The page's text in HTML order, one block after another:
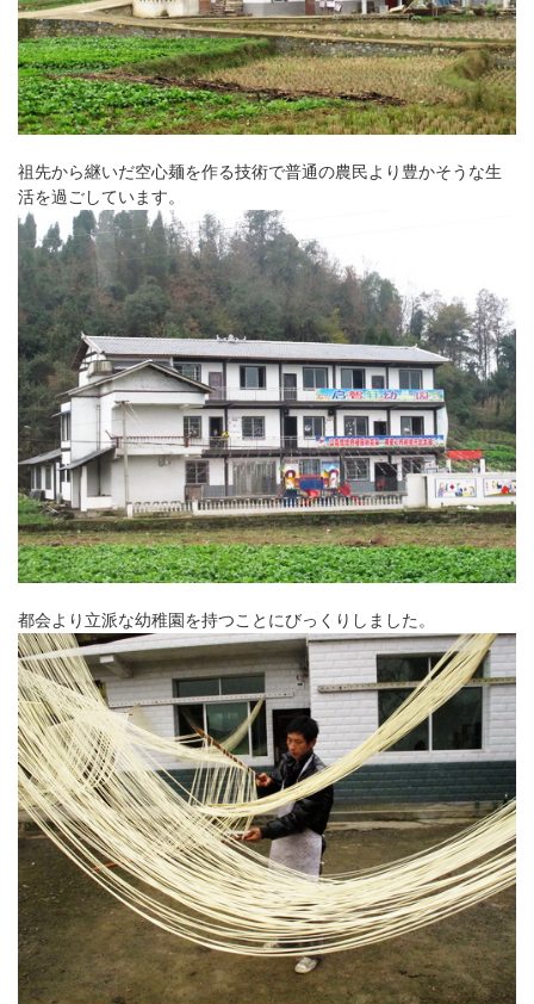
祖先から継いだ空心麺を作る技術で普通の農民より豊かそうな生
活を過ごしています。
都会より立派な幼稚園を持つことにびっくりしました。